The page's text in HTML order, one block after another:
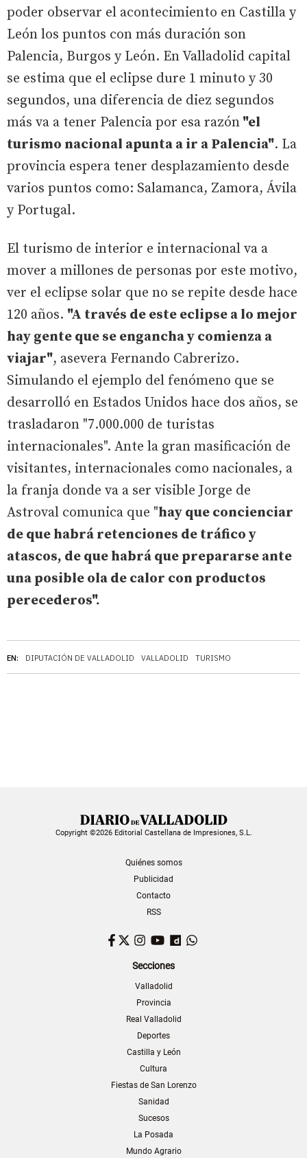
EN: DIPUTACIÓN DE VALLADOLID VALLADOLID TURISMO
poder observar el acontecimiento en Castilla y
León los puntos con más duración son
Palencia, Burgos y León. En Valladolid capital
se estima que el eclipse dure 1 minuto y 30
segundos, una diferencia de diez segundos
más va a tener Palencia por esa razón "el
turismo nacional apunta a ir a Palencia". La
provincia espera tener desplazamiento desde
varios puntos como: Salamanca, Zamora, Ávila
y Portugal.
El turismo de interior e internacional va a
mover a millones de personas por este motivo,
ver el eclipse solar que no se repite desde hace
120 años. "A través de este eclipse a lo mejor
hay gente que se engancha y comienza a
viajar", asevera Fernando Cabrerizo.
Simulando el ejemplo del fenómeno que se
desarrolló en Estados Unidos hace dos años, se
trasladaron "7.000.000 de turistas
internacionales". Ante la gran masificación de
visitantes, internacionales como nacionales, a
la franja donde va a ser visible Jorge de
Astroval comunica que "hay que concienciar
de que habrá retenciones de tráfico y
atascos, de que habrá que prepararse ante
una posible ola de calor con productos
perecederos".
Copyright ©2026 Editorial Castellana de Impresiones, S.L.
Quiénes somos
Publicidad
Contacto
RSS
Facebook
TwitterInstagram
YouTubeDailymotion
Secciones
Valladolid
Provincia
Real Valladolid
Deportes
Castilla y León
Cultura
Fiestas de San Lorenzo
Sanidad
Sucesos
La Posada
Mundo Agrario